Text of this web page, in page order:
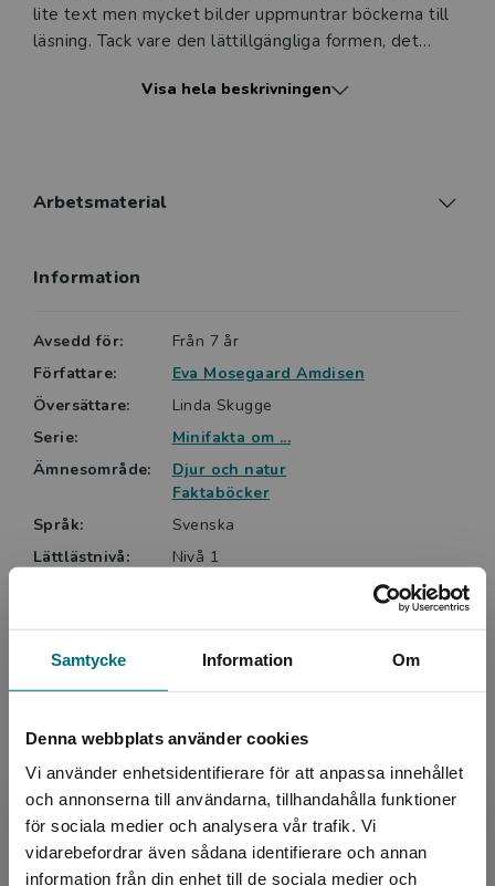
Samtycke Information Om
Denna webbplats använder cookies
Vi använder enhetsidentifierare för att anpassa innehållet
och annonserna till användarna, tillhandahålla funktioner
för sociala medier och analysera vår trafik. Vi
vidarebefordrar även sådana identifierare och annan
information från din enhet till de sociala medier och
Begränsad fraktregion
lite text men mycket bilder uppmuntrar böckerna till
läsning. Tack vare den lättillgängliga formen, det
böckerna läslust hos såväl yngre som äldre läsare.
form är speciellt framtaget för att locka till vidare
Visa hela beskrivningen
Arbetsmaterial
Information
Avsedd för:
Från 7 år
Författare:
Eva Mosegaard Amdisen
Översättare:
Linda Skugge
Serie:
Minifakta om ...
Ämnesområde:
Djur och natur
Faktaböcker
Språk:
Svenska
Lättlästnivå:
Nivå 1
Artikelnummer:
46433-01
Upplaga:
Köp- och leveransvillkor
Upphovspersoner